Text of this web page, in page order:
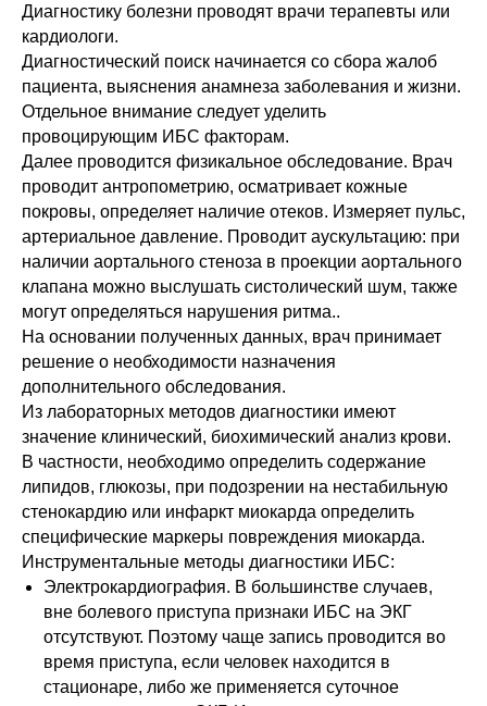
Диагностику болезни проводят врачи терапевты или
кардиологи.
Диагностический поиск начинается со сбора жалоб
пациента, выяснения анамнеза заболевания и жизни.
Отдельное внимание следует уделить
провоцирующим ИБС факторам.
Далее проводится физикальное обследование. Врач
проводит антропометрию, осматривает кожные
покровы, определяет наличие отеков. Измеряет пульс,
артериальное давление. Проводит аускультацию: при
наличии аортального стеноза в проекции аортального
клапана можно выслушать систолический шум, также
могут определяться нарушения ритма..
На основании полученных данных, врач принимает
решение о необходимости назначения
дополнительного обследования.
Из лабораторных методов диагностики имеют
значение клинический, биохимический анализ крови.
В частности, необходимо определить содержание
липидов, глюкозы, при подозрении на нестабильную
стенокардию или инфаркт миокарда определить
специфические маркеры повреждения миокарда.
Инструментальные методы диагностики ИБС:
Электрокардиография. В большинстве случаев,
вне болевого приступа признаки ИБС на ЭКГ
отсутствуют. Поэтому чаще запись проводится во
время приступа, если человек находится в
стационаре, либо же применяется суточное